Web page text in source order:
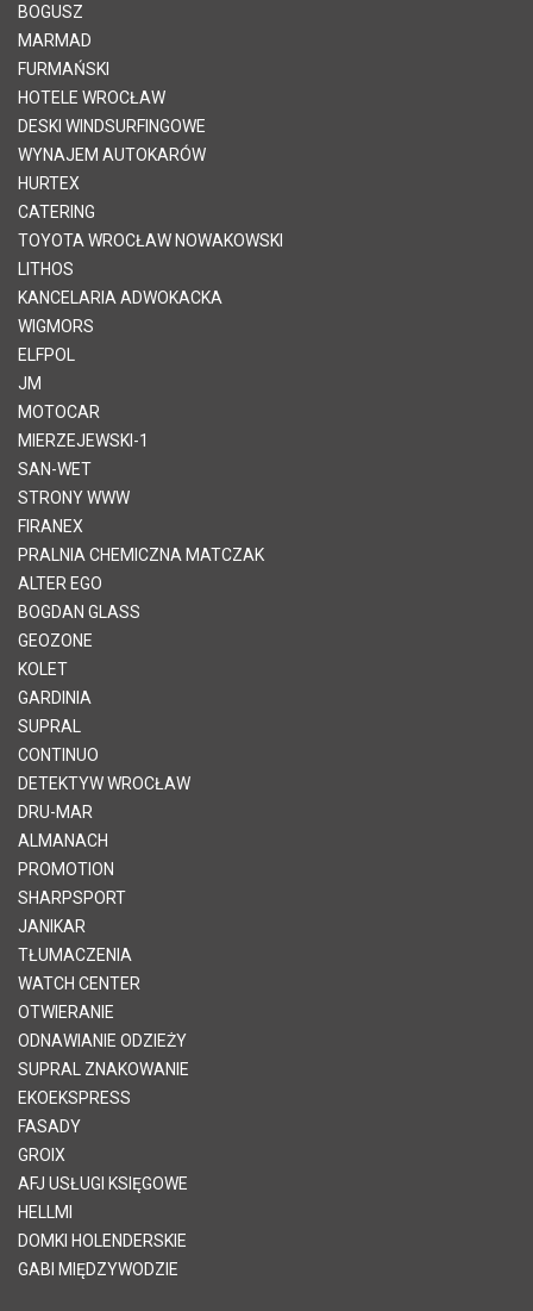
BOGUSZ
MARMAD
FURMAŃSKI
HOTELE WROCŁAW
DESKI WINDSURFINGOWE
WYNAJEM AUTOKARÓW
HURTEX
CATERING
TOYOTA WROCŁAW NOWAKOWSKI
LITHOS
KANCELARIA ADWOKACKA
WIGMORS
ELFPOL
JM
MOTOCAR
MIERZEJEWSKI-1
SAN-WET
STRONY WWW
FIRANEX
PRALNIA CHEMICZNA MATCZAK
ALTER EGO
BOGDAN GLASS
GEOZONE
KOLET
GARDINIA
SUPRAL
CONTINUO
DETEKTYW WROCŁAW
DRU-MAR
ALMANACH
PROMOTION
SHARPSPORT
JANIKAR
TŁUMACZENIA
WATCH CENTER
OTWIERANIE
ODNAWIANIE ODZIEŻY
SUPRAL ZNAKOWANIE
EKOEKSPRESS
FASADY
GROIX
AFJ USŁUGI KSIĘGOWE
HELLMI
DOMKI HOLENDERSKIE
GABI MIĘDZYWODZIE